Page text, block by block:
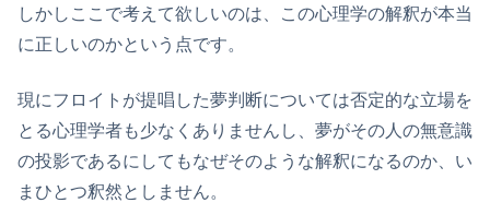
しかしここで考えて欲しいのは、この心理学の解釈が本当
に正しいのかという点です。
現にフロイトが提唱した夢判断については否定的な立場を
とる心理学者も少なくありませんし、夢がその人の無意識
の投影であるにしてもなぜそのような解釈になるのか、い
まひとつ釈然としません。